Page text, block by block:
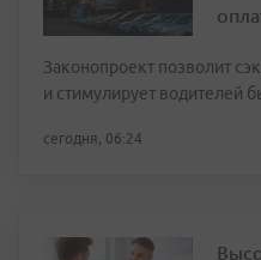
Законопроект позволит
и стимулирует водителей
сегодня, 06:24